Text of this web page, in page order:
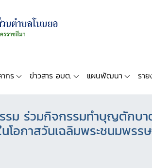
กร ข่าวสาร อบต. แผนพัฒนา รา
ม ร่วมกิจกรรมทำบุญตักบา
นโอกาสวันเฉลิมพระชนมพ